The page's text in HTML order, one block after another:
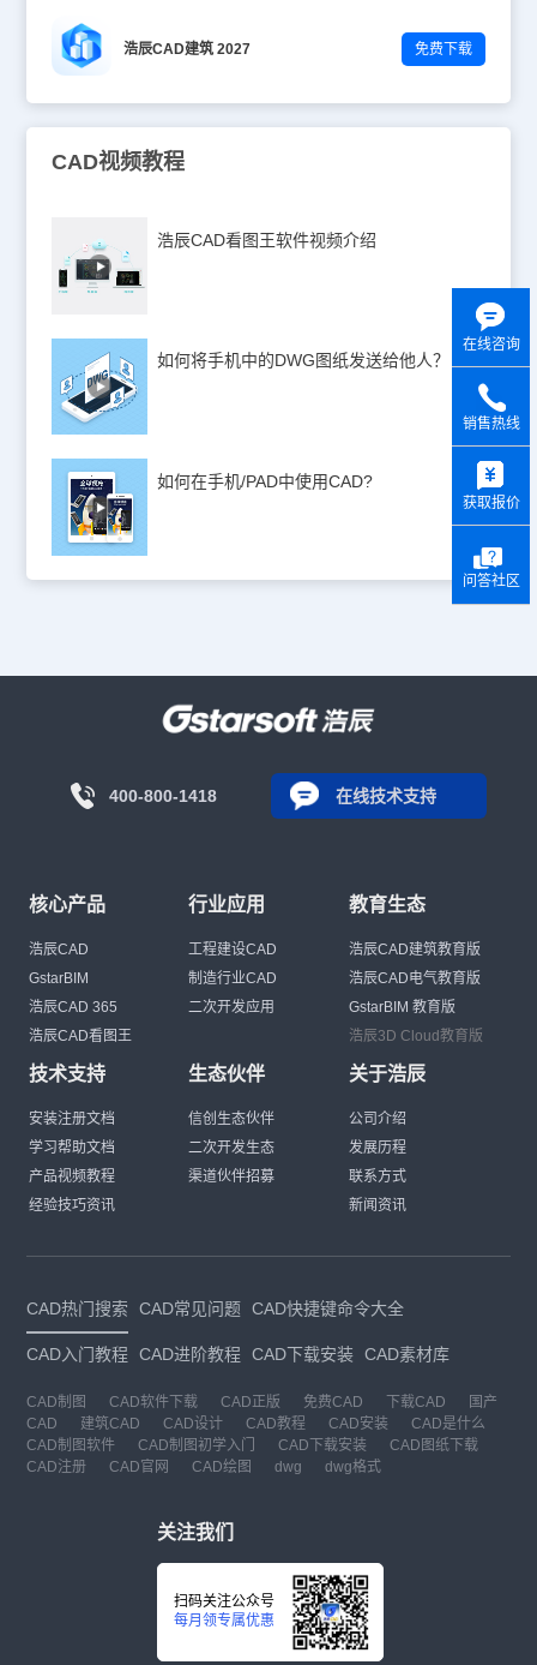
浩辰CAD建筑 2027 免费下载
CAD视频教程
浩辰CAD看图王软件视频介绍
如何将手机中的DWG图纸发送给他人？
如何在手机/PAD中使用CAD?
400-800-1418 在线技术支持
核心产品
浩辰CAD
GstarBIM
浩辰CAD 365
浩辰CAD看图王
行业应用
工程建设CAD
制造行业CAD
二次开发应用
教育生态
浩辰CAD建筑教育版
浩辰CAD电气教育版
GstarBIM 教育版
浩辰3D Cloud教育版
技术支持
安装注册文档
学习帮助文档
产品视频教程
经验技巧资讯
生态伙伴
信创生态伙伴
二次开发生态
渠道伙伴招募
关于浩辰
公司介绍
发展历程
联系方式
新闻资讯
CAD热门搜索 CAD常见问题 CAD快捷键命令大全
CAD入门教程 CAD进阶教程 CAD下载安装 CAD素材库
CAD制图 CAD软件下载 CAD正版 免费CAD 下载CAD
国产
CAD
建筑CAD CAD设计 CAD教程 CAD安装
CAD是什么
CAD制图软件
CAD制图初学入门 CAD下载安装
CAD图纸下载
CAD注册
CAD官网 CAD绘图 dwg dwg格式
关注我们
扫码关注公众号
每月领专属优惠
在线咨询
销售热线
获取报价
问答社区